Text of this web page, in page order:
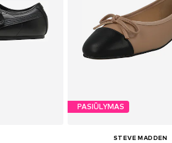
PASIŪLYMAS
STEVE MADDEN